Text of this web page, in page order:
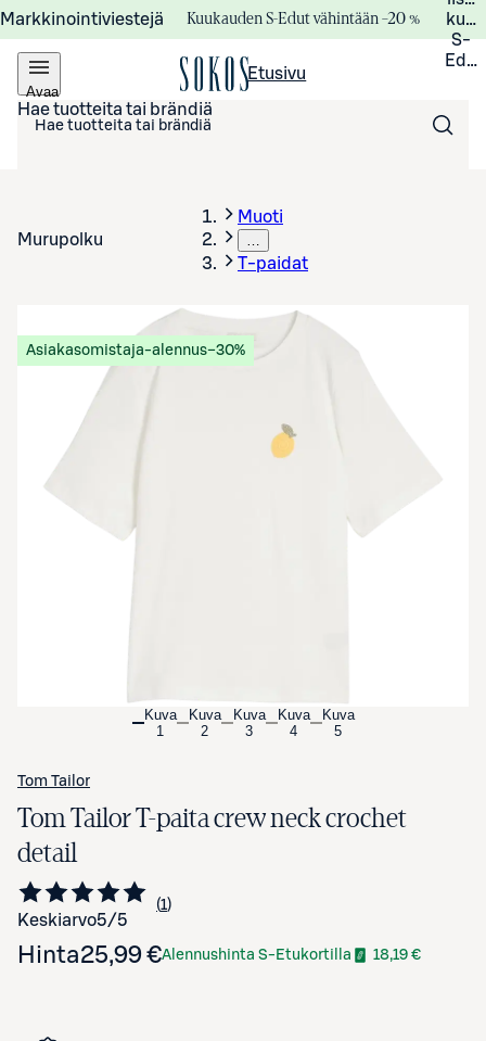
Markkinointiviestejä Kuukauden S-Edut vähintään –20 %
S-
Avaa
valikko
Etusivu
Hae tuotteita tai brändiä
Murupolku
Muoti
…
T-paidat
Asiakasomistaja-alennus−30%
Kuva
1
Kuva
2
Kuva
3
Kuva
4
Kuva
5
Tom Tailor
Tom Tailor T-paita crew neck crochet
detail
Keskiarvo5/5 Siirry arvioihin
1
kappale
Hinta25,99 €Alennushinta S-Etukortilla 18,19 €